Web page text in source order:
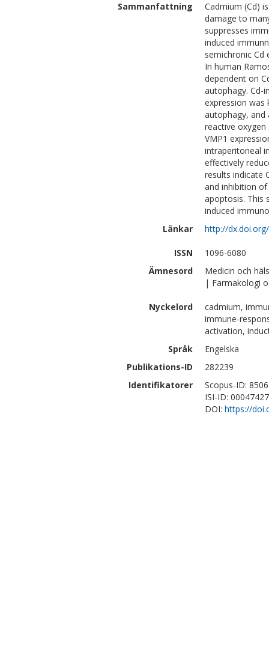
Sammanfattning
Cadmium (Cd)
damage to
suppresses
induced
semichronic Cd
In human
dependent on
autophagy. Cd-
expression was
autophagy, and
reactive oxygen
VMP1
intraperitoneal
effectively
results indicate
and inhibition
apoptosis. This
induced
Länkar
http://
ISSN
1096-6080
Ämnesord
Medicin och
| Farmakologi
Nyckelord
cadmium,
immune-
activation,
Språk
Engelska
Publikations-ID
282239
Identifikatorer
Scopus-ID:
ISI-ID:
DOI: https://